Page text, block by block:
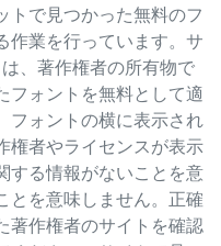
トで見つかった無料のフ
作業を行っています。サ
、著作権者の所有物で
フォントを無料として適
フォントの横に表示され
権者やライセンスが表示
する情報がないことを意
とを意味しません。正確
著作権者のサイトを確認